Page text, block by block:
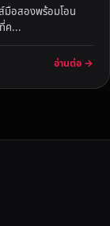
มือสองพร้อมโอน
ค...
อ่านต่อ →